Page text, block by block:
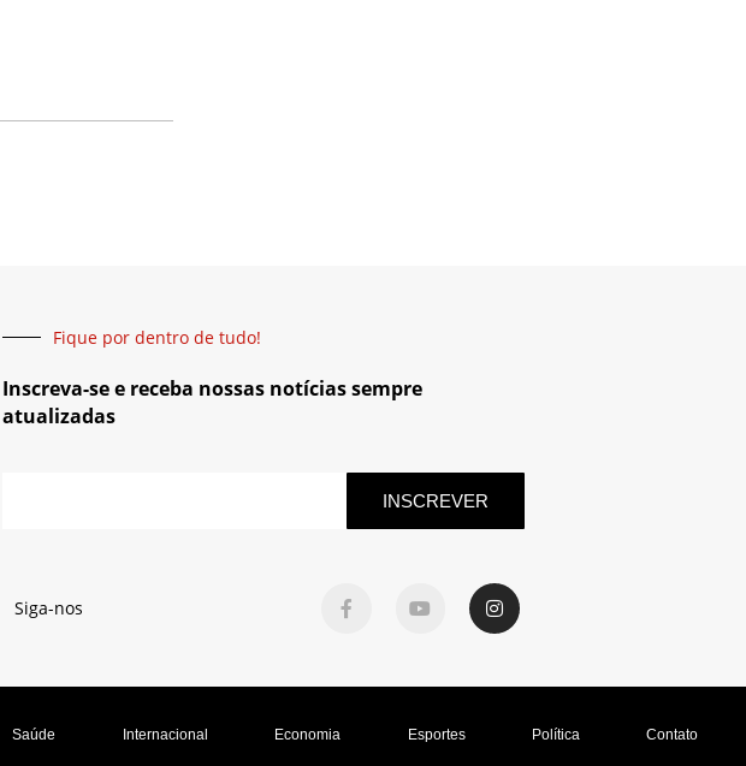
Fique por dentro de tudo!
Inscreva-se e receba nossas notícias sempre
atualizadas
INSCREVER
Siga-nos
Saúde Internacional Economia Esportes Política Contato